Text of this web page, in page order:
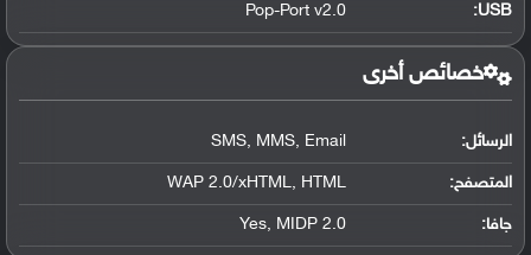
USB
:
Pop-Port v2.0
خصائص أخرى
الرسائل: SMS, MMS, Email
المتصفح: WAP 2.0/xHTML, HTML
جافا: Yes, MIDP 2.0